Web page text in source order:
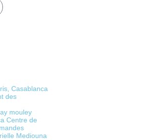
Casablanca
des
mouley
Centre de
Mediouna